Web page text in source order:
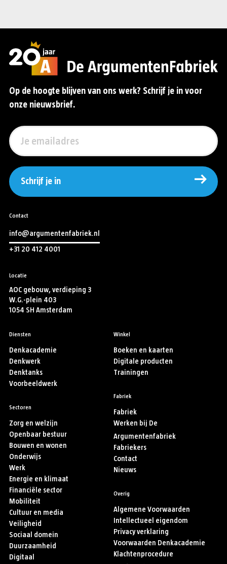
Op de hoogte blijven van ons werk? Schrijf je in voor
onze nieuwsbrief.
Schrijf je in
Contact
info@argumentenfabriek.nl
+31 20 412 4001
Locatie
AOC gebouw, verdieping 3
W.G.-plein 403
1054 SH Amsterdam
Diensten
Denkacademie
Denkwerk
Denktanks
Voorbeeldwerk
Sectoren
Zorg en welzijn
Openbaar bestuur
Bouwen en wonen
Onderwijs
Werk
Energie en klimaat
Financiële sector
Mobiliteit
Cultuur en media
Veiligheid
Sociaal domein
Duurzaamheid
Digitaal
Winkel
Boeken en kaarten
Digitale producten
Trainingen
Fabriek
Fabriek
Werken bij De
Argumentenfabriek
Fabriekers
Contact
Nieuws
Overig
Algemene Voorwaarden
Intellectueel eigendom
Privacy verklaring
Voorwaarden Denkacademie
Klachtenprocedure